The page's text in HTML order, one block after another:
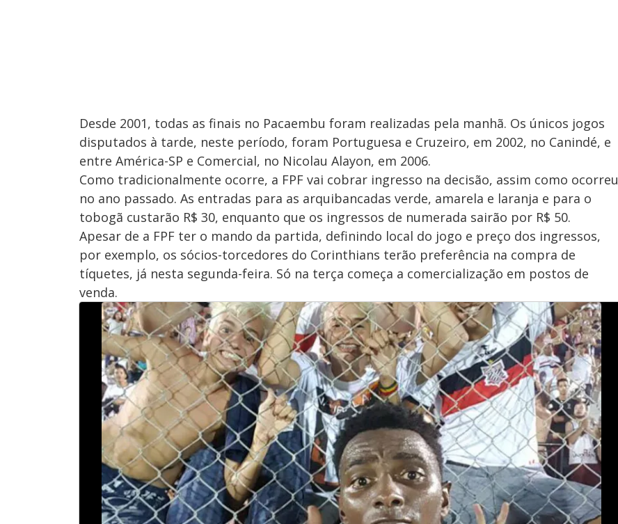
Desde 2001, todas as finais no Pacaembu foram realizadas pela manhã. Os únicos jogos
disputados à tarde, neste período, foram Portuguesa e Cruzeiro, em 2002, no Canindé, e
entre América-SP e Comercial, no Nicolau Alayon, em 2006.
Como tradicionalmente ocorre, a FPF vai cobrar ingresso na decisão, assim como ocorreu
no ano passado. As entradas para as arquibancadas verde, amarela e laranja e para o
tobogã custarão R$ 30, enquanto que os ingressos de numerada sairão por R$ 50.
Apesar de a FPF ter o mando da partida, definindo local do jogo e preço dos ingressos,
por exemplo, os sócios-torcedores do Corinthians terão preferência na compra de
tíquetes, já nesta segunda-feira. Só na terça começa a comercialização em postos de
venda.